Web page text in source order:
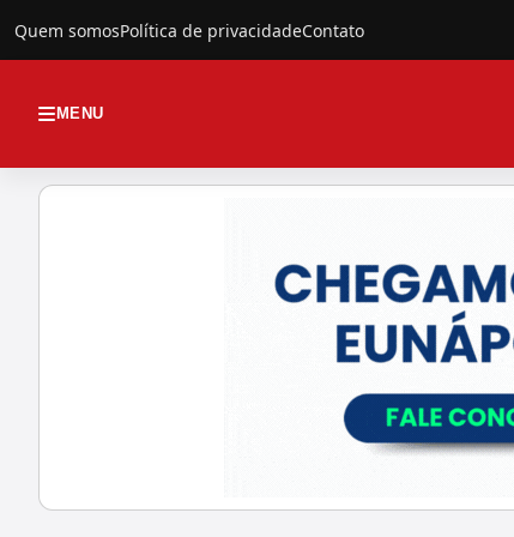
Quem somosPolítica de privacidadeContato
MENU